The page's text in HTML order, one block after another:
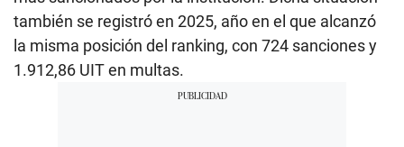
también se registró en 2025, año en el que alcanzó
la misma posición del ranking, con 724 sanciones y
1.912,86 UIT en multas.